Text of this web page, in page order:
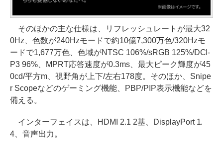
そのほかの主な仕様は、リフレッシュレートが最大32
0Hz、色数が240Hzモードで約10億7,300万色/320Hzモ
ードで1,677万色、色域がNTSC 106%/sRGB 125%/DCI-
P3 96%、MPRT応答速度が0.3ms、最大ピーク輝度が45
0cd/平方m、視野角が上下/左右178度。そのほか、Snipe
r Scopeなどのゲーミング機能、PBP/PIP表示機能などを
備える。
インターフェイスは、HDMI 2.1 2基、DisplayPort 1.
4、音声出力。